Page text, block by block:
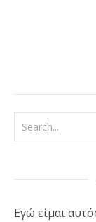
Εγώ είμαι